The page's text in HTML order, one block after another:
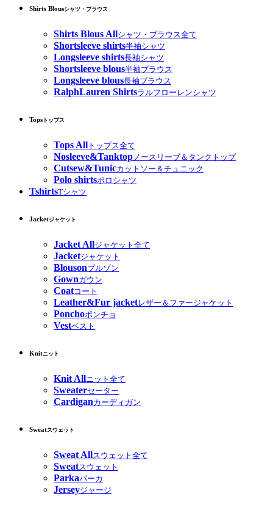
Shirts Blousシャツ・ブラウス
Shirts Blous Allシャツ・ブラウス全て
Shortsleeve shirts半袖シャツ
Longsleeve shirts長袖シャツ
Shortsleeve blous半袖ブラウス
Longsleeve blous長袖ブラウス
RalphLauren Shirtsラルフローレンシャツ
Tops トップス
Tops All トップス全て
Nosleeve&Tanktop ノースリーブ＆タンクトップ
Cutsew&Tunicカットソー＆チュニック
Polo shirtsポロシャツ
TshirtsTシャツ
Jacketジャケット
Jacket Allジャケット全て
Jacketジャケット
Blousonブルゾン
Gownガウン
Coatコート
Leather&Fur jacketレザー＆ファージャケット
Ponchoポンチョ
Vestベスト
Knitニット
Knit Allニット全て
Sweaterセーター
Cardiganカーディガン
Sweatスウェット
Sweat Allスウェット全て
Sweatスウェット
Parkaパーカ
Jerseyジャージ